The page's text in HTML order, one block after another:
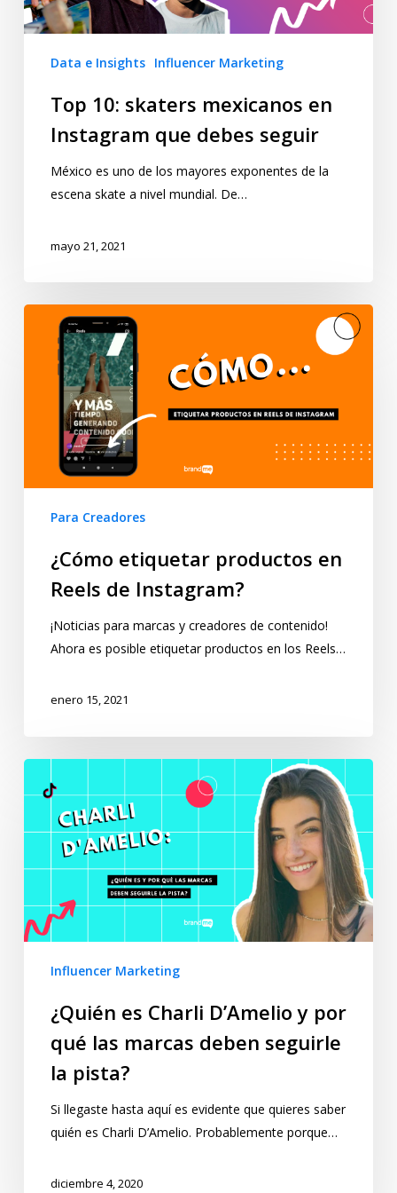
Data e Insights Influencer Marketing
Top 10: skaters mexicanos en
Instagram que debes seguir
México es uno de los mayores exponentes de la
escena skate a nivel mundial. De…
mayo 21, 2021
Para Creadores
¿Cómo etiquetar productos en
Reels de Instagram?
¡Noticias para marcas y creadores de contenido!
Ahora es posible etiquetar productos en los Reels…
enero 15, 2021
Influencer Marketing
¿Quién es Charli D’Amelio y por
qué las marcas deben seguirle
la pista?
Si llegaste hasta aquí es evidente que quieres saber
quién es Charli D’Amelio. Probablemente porque…
diciembre 4, 2020